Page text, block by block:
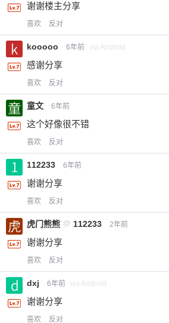
谢谢楼主分享
喜欢 反对
kooooo 6年前 via Android
感谢分享
喜欢 反对
童文 6年前
这个好像很不错
喜欢 反对
112233 6年前
谢谢分享
喜欢 反对
虎门熊熊 @ 112233 2年前
谢谢分享
喜欢 反对
dxj 6年前 via Android
谢谢分享
喜欢 反对